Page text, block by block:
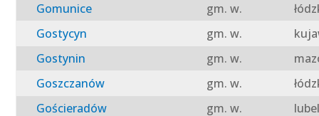
Gomunice
gm. w.
Gostycyn
gm. w.
Gostynin
gm. w.
Goszczanów
gm. w.
Gościeradów
gm. w.